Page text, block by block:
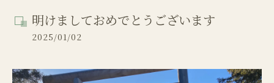
明けましておめでとうございます
2025/01/02